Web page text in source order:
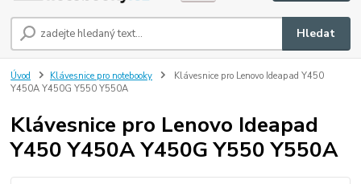
Hledat
Úvod Klávesnice pro notebooky
Klávesnice pro Lenovo Ideapad Y450
Y450A Y450G Y550 Y550A
Klávesnice pro Lenovo Ideapad
Y450 Y450A Y450G Y550 Y550A